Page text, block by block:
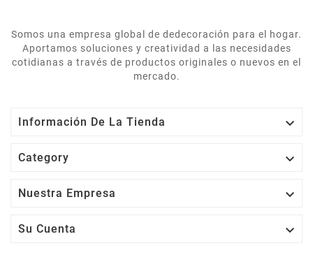
Somos una empresa global de dedecoración para el hogar.
Aportamos soluciones y creatividad a las necesidades
cotidianas a través de productos originales o nuevos en el
mercado.
Información De La Tienda 
Category 
Nuestra Empresa 
Su Cuenta 